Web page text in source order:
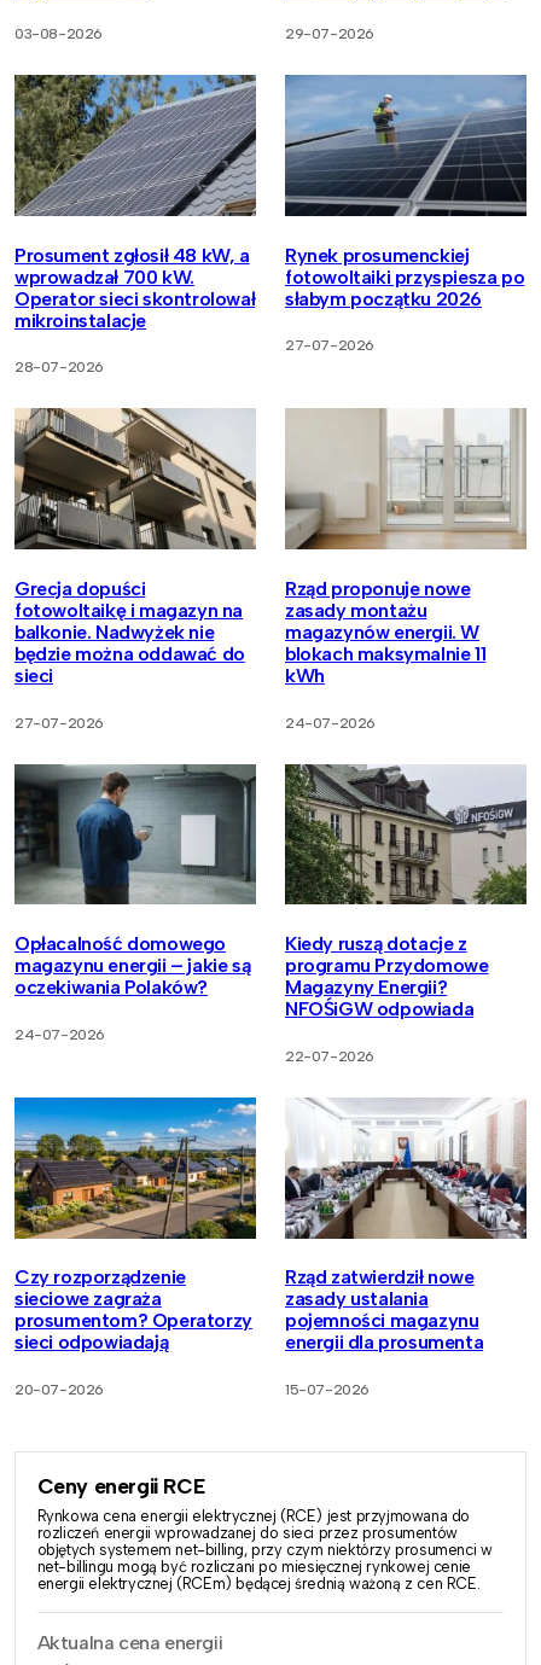
03-08-2026 29-07-2026
Prosument zgłosił 48 kW, a
wprowadzał 700 kW.
Operator sieci skontrolował
mikroinstalacje
28-07-2026
Rynek prosumenckiej
fotowoltaiki przyspiesza po
słabym początku 2026
27-07-2026
Grecja dopuści
fotowoltaikę i magazyn na
balkonie. Nadwyżek nie
będzie można oddawać do
sieci
27-07-2026
Rząd proponuje nowe
zasady montażu
magazynów energii. W
blokach maksymalnie 11
kWh
24-07-2026
Opłacalność domowego
magazynu energii – jakie są
oczekiwania Polaków?
24-07-2026
Kiedy ruszą dotacje z
programu Przydomowe
Magazyny Energii?
NFOŚiGW odpowiada
22-07-2026
Czy rozporządzenie
sieciowe zagraża
prosumentom? Operatorzy
sieci odpowiadają
20-07-2026
Rząd zatwierdził nowe
zasady ustalania
pojemności magazynu
energii dla prosumenta
15-07-2026
Ceny energii RCE
Rynkowa cena energii elektrycznej (RCE) jest przyjmowana do
rozliczeń energii wprowadzanej do sieci przez prosumentów
objętych systemem net-billing, przy czym niektórzy prosumenci w
net-billingu mogą być rozliczani po miesięcznej rynkowej cenie
energii elektrycznej (RCEm) będącej średnią ważoną z cen RCE.
Aktualna cena energii